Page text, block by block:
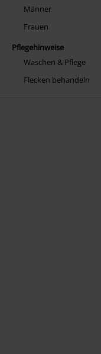
Männer
Frauen
Pflegehinweise
Waschen & Pflege
Flecken behandeln